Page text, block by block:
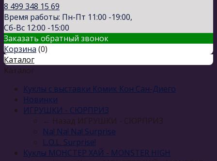
8 499 348 15 69
Время работы: Пн-Пт 11:00 -19:00,
Сб-Вс 12:00 -15:00
Заказать обратный звонок
Корзина (0)
Каталог
Каталог
Куклы с выставки Комик Кон Сан-Диего
Новинки
ИГРУШКИ - СЮРПРИЗ
← Назад ИГРУШКИ - СЮРПРИЗ
Na! Na! Na! Surprise
L.O.L. Surprise!
Куклы МОНСТЕР ХАЙ - MONSTER HIGH